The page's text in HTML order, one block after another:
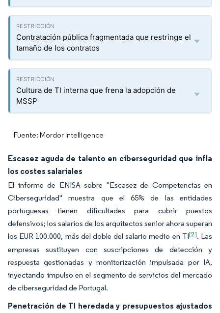
Contratación pública fragmentada que restringe el
tamaño de los contratos
Cultura de TI interna que frena la adopción de
MSSP
Fuente: Mordor Intelligence
Escasez aguda de talento en ciberseguridad que infla
los costes salariales
El informe de ENISA sobre "Escasez de Competencias en
Ciberseguridad" muestra que el 65% de las entidades
portuguesas tienen dificultades para cubrir puestos
defensivos; los salarios de los arquitectos senior ahora superan
los EUR 100.000, más del doble del salario medio en TI[2]. Las
empresas sustituyen con suscripciones de detección y
respuesta gestionadas y monitorización impulsada por IA,
inyectando impulso en el segmento de servicios del mercado
de ciberseguridad de Portugal.
Penetración de TI heredada y presupuestos ajustados